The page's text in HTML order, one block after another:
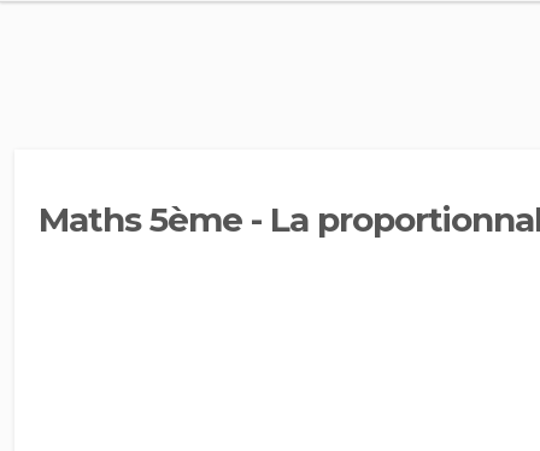
Maths 5ème - La